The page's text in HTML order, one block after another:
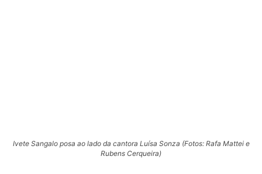
Ivete Sangalo posa ao lado da cantora Luísa Sonza (Fotos: Rafa Mattei e
Rubens Cerqueira)